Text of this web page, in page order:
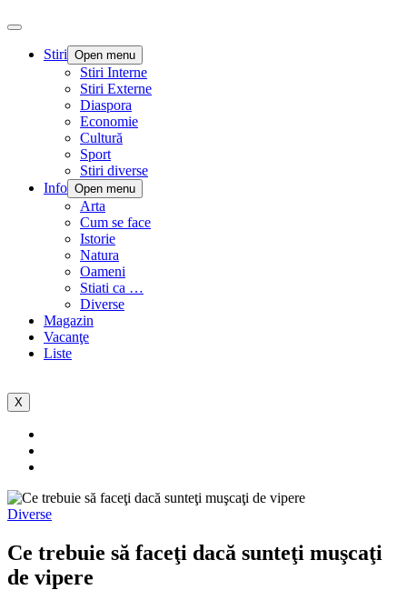
Stiri Open menu
Stiri Interne
Stiri Externe
Diaspora
Economie
Cultură
Sport
Stiri diverse
Info Open menu
Arta
Cum se face
Istorie
Natura
Oameni
Stiati ca …
Diverse
Magazin
Vacanţe
Liste
X
Diverse
Ce trebuie să faceţi dacă sunteţi muşcaţi
de vipere